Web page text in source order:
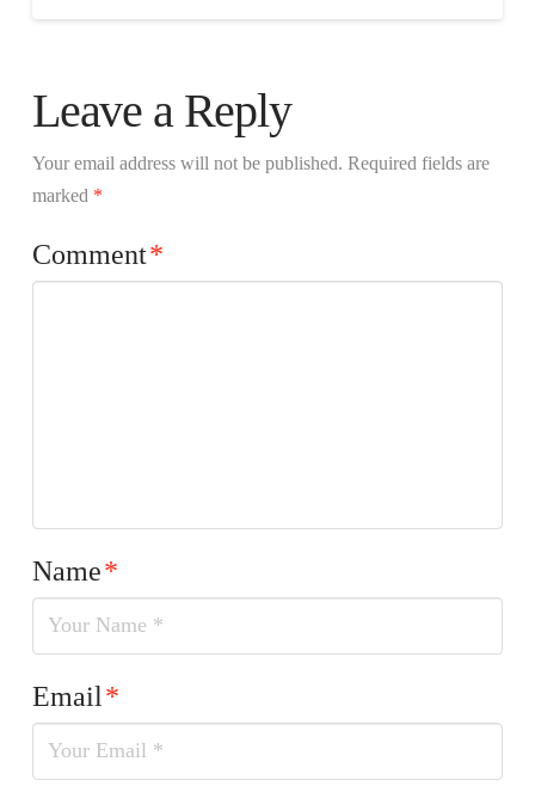
Leave a Reply
Your email address will not be published. Required fields are
marked *
Comment*
Name*
Email*